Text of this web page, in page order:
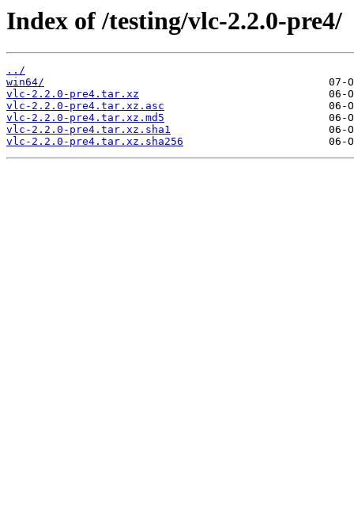
Index of /testing/vlc-2.2.0-pre4/
../
win64/
vlc-2.2.0-pre4.tar.xz
vlc-2.2.0-pre4.tar.xz.asc
vlc-2.2.0-pre4.tar.xz.md5
vlc-2.2.0-pre4.tar.xz.sha1
vlc-2.2.0-pre4.tar.xz.sha256